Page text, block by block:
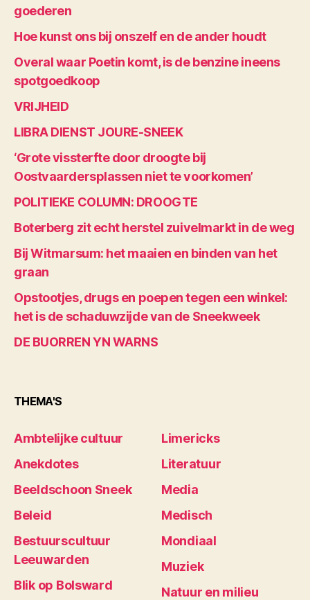
goederen
Hoe kunst ons bij onszelf en de ander houdt
Overal waar Poetin komt, is de benzine ineens
spotgoedkoop
VRIJHEID
LIBRA DIENST JOURE-SNEEK
‘Grote vissterfte door droogte bij
Oostvaardersplassen niet te voorkomen’
POLITIEKE COLUMN: DROOGTE
Boterberg zit echt herstel zuivelmarkt in de weg
Bij Witmarsum: het maaien en binden van het
graan
Opstootjes, drugs en poepen tegen een winkel:
het is de schaduwzijde van de Sneekweek
DE BUORREN YN WARNS
THEMA'S
Ambtelijke cultuur
Anekdotes
Beeldschoon Sneek
Beleid
Bestuurscultuur
Leeuwarden
Blik op Bolsward
Limericks
Literatuur
Media
Medisch
Mondiaal
Muziek
Natuur en milieu